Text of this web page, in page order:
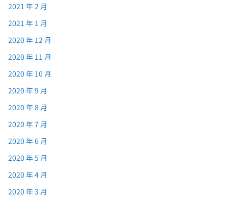
2021 年 2 月
2021 年 1 月
2020 年 12 月
2020 年 11 月
2020 年 10 月
2020 年 9 月
2020 年 8 月
2020 年 7 月
2020 年 6 月
2020 年 5 月
2020 年 4 月
2020 年 3 月